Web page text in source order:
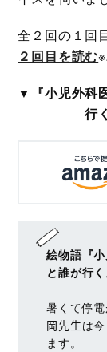
全２回の１回
２回目を読む
▼『小児外科
行
絵物語『
と誰が行
暑くて停
岡先生は
ます。